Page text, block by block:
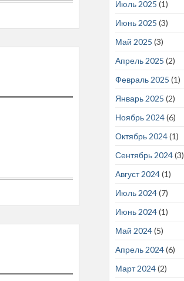
Июль 2025 (1)
Июнь 2025 (3)
Май 2025 (3)
Апрель 2025 (2)
Февраль 2025 (1)
Январь 2025 (2)
Ноябрь 2024(6)
Октябрь 2024(1)
Сентябрь 2024(3)
Август 2024(1)
Июль 2024(7)
Июнь 2024(1)
Май 2024(5)
Апрель 2024(6)
Март 2024(2)